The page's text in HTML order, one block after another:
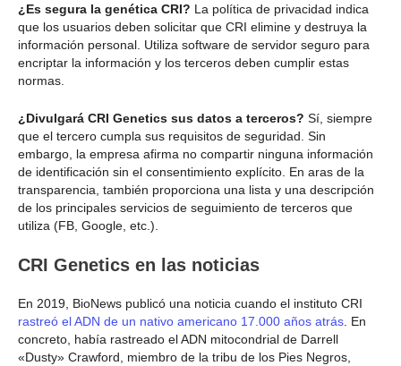
¿Es segura la genética CRI? La política de privacidad indica
que los usuarios deben solicitar que CRI elimine y destruya la
información personal. Utiliza software de servidor seguro para
encriptar la información y los terceros deben cumplir estas
normas.
¿Divulgará CRI Genetics sus datos a terceros? Sí, siempre
que el tercero cumpla sus requisitos de seguridad. Sin
embargo, la empresa afirma no compartir ninguna información
de identificación sin el consentimiento explícito. En aras de la
transparencia, también proporciona una lista y una descripción
de los principales servicios de seguimiento de terceros que
utiliza (FB, Google, etc.).
CRI Genetics en las noticias
En 2019, BioNews publicó una noticia cuando el instituto CRI
rastreó el ADN de un nativo americano 17.000 años atrás. En
concreto, había rastreado el ADN mitocondrial de Darrell
«Dusty» Crawford, miembro de la tribu de los Pies Negros,